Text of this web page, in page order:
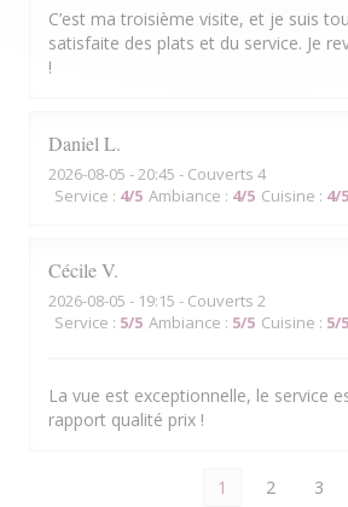
C’est ma troisième visite, et je suis
satisfaite des plats et du service. Je
!
Daniel L
2026-08-05 - 20:45 - Couverts 4
Service : 4/5 Ambiance : 4/5 Cuisine : 4/5
CécileV
2026-08-05 - 19:15 - Couverts 2
Service : 5/5 Ambiance : 5/5 Cuisine : 5/5
La vue est exceptionnelle, le service
rapport qualité prix !
1 2 3